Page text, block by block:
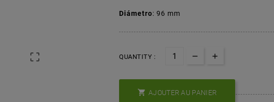

Diámetro: 96 mm
QUANTITY :
 AJOUTER AU PANIER